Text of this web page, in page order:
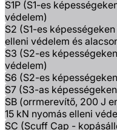
S1P (S1-es
védelem)
S2 (S1-es
elleni védelem és
S3 (S2-es
védelem)
S6 (S2-es
S7 (S3-as
SB (orrmerevítő, 200 J
15 kN nyomás elleni
SC (Scuff Cap -